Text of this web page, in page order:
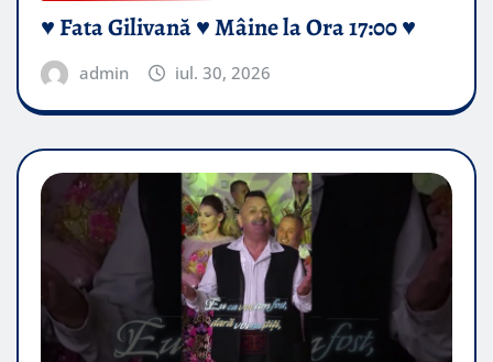
♥️ Fata Gilivană ♥️ Mâine la Ora 17:00 ♥️
admin iul. 30, 2026